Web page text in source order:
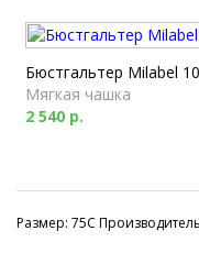
Бюстгальтер Milabel
Мягкая чашка
2 540 р.
Размер: 75C